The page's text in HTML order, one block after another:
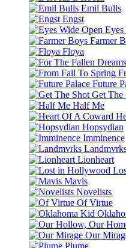
Emil Bulls
Engst
Eyes
Farmer
Floya
Future
Get The
Half Me
Hopsydian
Imminence
Lionheart
Mavis
Novelists
Of Virtue
Our
Plume